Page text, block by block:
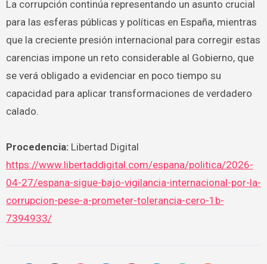
La corrupción continúa representando un asunto crucial
para las esferas públicas y políticas en España, mientras
que la creciente presión internacional para corregir estas
carencias impone un reto considerable al Gobierno, que
se verá obligado a evidenciar en poco tiempo su
capacidad para aplicar transformaciones de verdadero
calado.
Procedencia: Libertad Digital
https://www.libertaddigital.com/espana/politica/2026-
04-27/espana-sigue-bajo-vigilancia-internacional-por-la-
corrupcion-pese-a-prometer-tolerancia-cero-1b-
7394933/